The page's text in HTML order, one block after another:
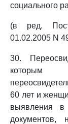
социального
(в ред.
01.02.2005 N
30.
которым
60 лет и
выявления в
документов,